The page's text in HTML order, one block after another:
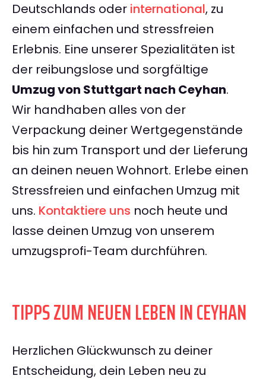
Deutschlands oder international, zu
einem einfachen und stressfreien
Erlebnis. Eine unserer Spezialitäten ist
der reibungslose und sorgfältige
Umzug von Stuttgart nach Ceyhan.
Wir handhaben alles von der
Verpackung deiner Wertgegenstände
bis hin zum Transport und der Lieferung
an deinen neuen Wohnort. Erlebe einen
Stressfreien und einfachen Umzug mit
uns. Kontaktiere uns noch heute und
lasse deinen Umzug von unserem
umzugsprofi-Team durchführen.
TIPPS ZUM NEUEN LEBEN IN CEYHAN
Herzlichen Glückwunsch zu deiner
Entscheidung, dein Leben neu zu